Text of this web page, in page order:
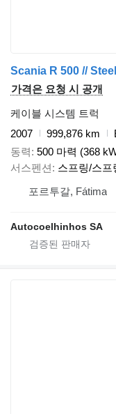
Scania R 500 //
가격은 요청 시 공개
케이블 시스템 트럭
2007
999,876 km
동력 500 마력 (368
서스펜션
스프링/스프
포르투갈, Fátima
Autocoelhinhos SA